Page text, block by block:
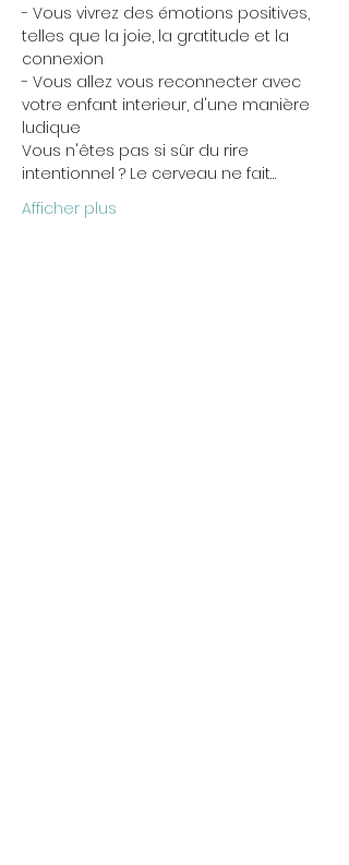
- Vous vivrez des émotions positives,
telles que la joie, la gratitude et la
connexion
- Vous allez vous reconnecter avec
votre enfant interieur, d'une manière
ludique
Vous n'êtes pas si sûr du rire
intentionnel ? Le cerveau ne fait…
Afficher plus